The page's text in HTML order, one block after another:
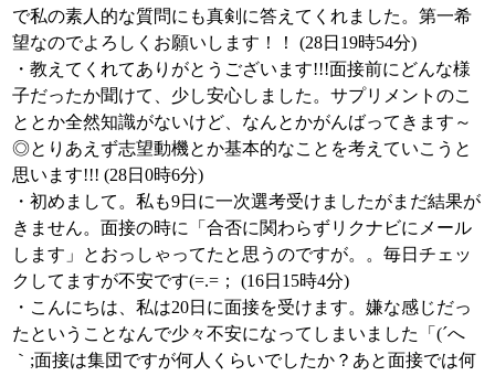
で私の素人的な質問にも真剣に答えてくれました。第一希
望なのでよろしくお願いします！！ (28日19時54分)
・教えてくれてありがとうございます!!!面接前にどんな様
子だったか聞けて、少し安心しました。サプリメントのこ
ととか全然知識がないけど、なんとかがんばってきます～
◎とりあえず志望動機とか基本的なことを考えていこうと
思います!!! (28日0時6分)
・初めまして。私も9日に一次選考受けましたがまだ結果が
きません。面接の時に「合否に関わらずリクナビにメール
します」とおっしゃってたと思うのですが。。毎日チェッ
クしてますが不安です(=.=； (16日15時4分)
・こんにちは、私は20日に面接を受けます。嫌な感じだっ
たということなんで少々不安になってしまいました「(´へ
｀;面接は集団ですが何人くらいでしたか？あと面接では何